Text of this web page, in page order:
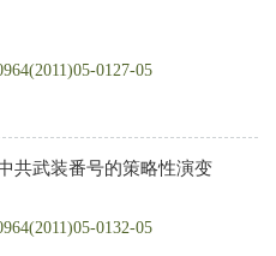
0127-05
共武装番号的策略性演变
0132-05